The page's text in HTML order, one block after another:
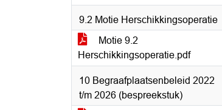
9.2 Motie Herschikkingsoperatie
Motie 9.2
Herschikkingsoperatie.pdf
10 Begraafplaatsenbeleid 2022
t/m 2026 (bespreekstuk)